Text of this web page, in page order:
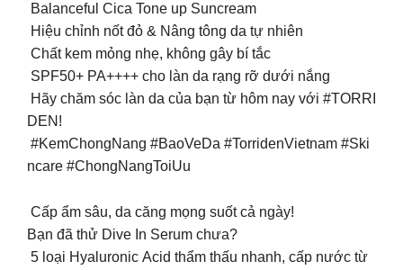
Balanceful Cica Tone up Suncream
️ Hiệu chỉnh nốt đỏ & Nâng tông da tự nhiên
️ Chất kem mỏng nhẹ, không gây bí tắc
️ SPF50+ PA++++ cho làn da rạng rỡ dưới nắng
Hãy chăm sóc làn da của bạn từ hôm nay với #TORRI
DEN!
#KemChongNang #BaoVeDa #TorridenVietnam #Ski
ncare #ChongNangToiUu
Cấp ẩm sâu, da căng mọng suốt cả ngày!
Bạn đã thử Dive In Serum chưa?
5 loại Hyaluronic Acid thẩm thấu nhanh, cấp nước từ